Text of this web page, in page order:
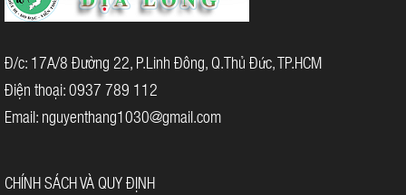
ngoài giờ hành chính.
Giá cả cạnh tranh.
Quý khách vui lòng liên hệ: 0937 789 112 để được tư vấn cụ thể
https://dodacvienthong.com/
Đ/c: 17A/8 Đường 22, P.Linh Đông, Q.Thủ Đức, TP.HCM
Điện thoại: 0937 789 112
Email: nguyenthang1030@gmail.com
CHÍNH SÁCH VÀ QUY ĐỊNH